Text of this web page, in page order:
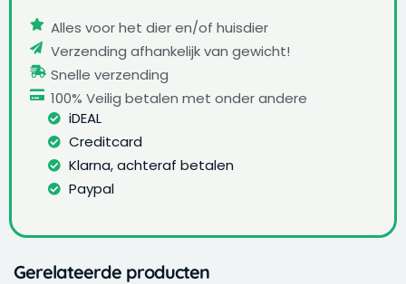
Alles voor het dier en/of huisdier
Verzending afhankelijk van gewicht!
Snelle verzending
100% Veilig betalen met onder andere
iDEAL
Creditcard
Klarna, achteraf betalen
Paypal
Gerelateerde producten